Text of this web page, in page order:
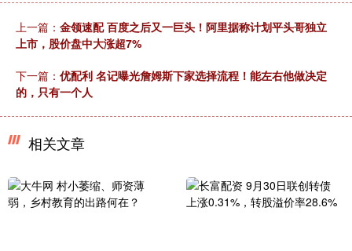
上一篇： 金领速配 百度之后又一巨头！阿里据称计划平头哥独立
上市，股价盘中大涨超7%
下一篇： 优配利 名记曝光詹姆斯下家选择流程！能左右他做决定
的，只有一个人
相关文章